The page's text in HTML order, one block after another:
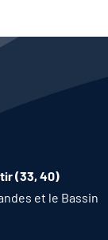
(33, 40)
et le Bassin